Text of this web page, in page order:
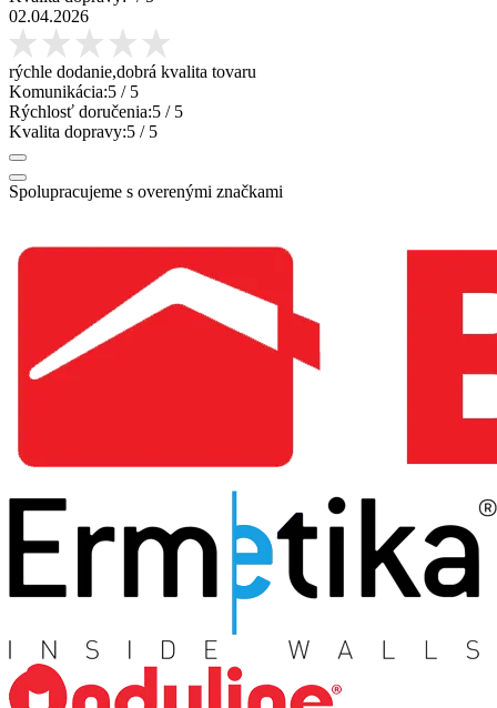
02.04.2026
rýchle dodanie,dobrá kvalita tovaru
Komunikácia:5 / 5
Rýchlosť doručenia:5 / 5
Kvalita dopravy:5 / 5
Spolupracujeme s overenými značkami